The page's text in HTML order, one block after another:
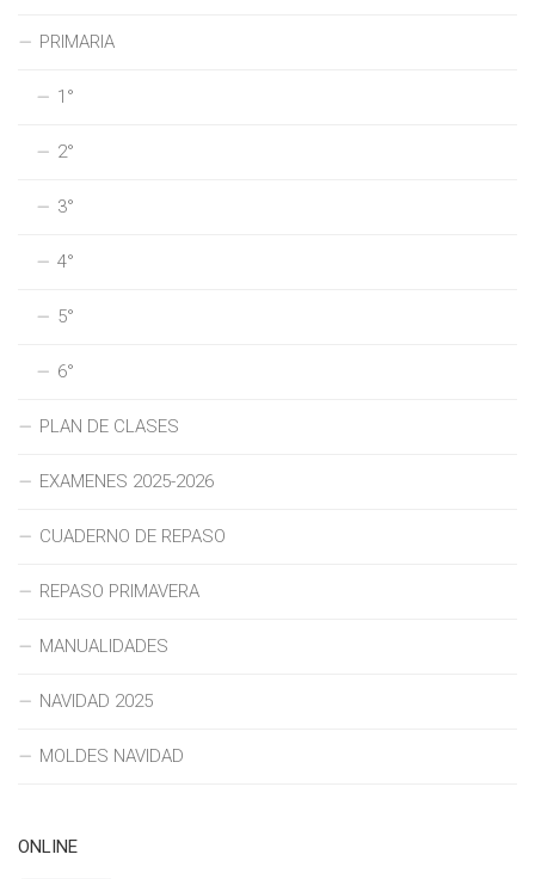
PRIMARIA
1°
2°
3°
4°
5°
6°
PLAN DE CLASES
EXAMENES 2025-2026
CUADERNO DE REPASO
REPASO PRIMAVERA
MANUALIDADES
NAVIDAD 2025
MOLDES NAVIDAD
ONLINE